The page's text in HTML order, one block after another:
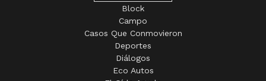
Block
Campo
Casos Que Conmovieron
Deportes
Diálogos
Eco Autos